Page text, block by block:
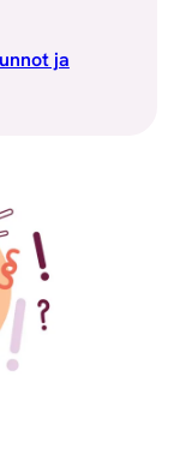
ja